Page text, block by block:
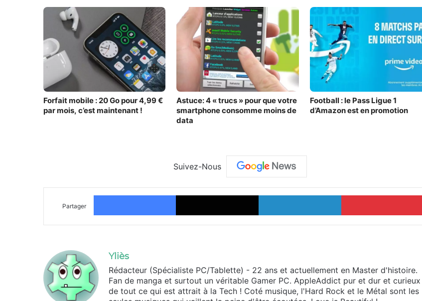
Forfait mobile : 20 Go pour 4,99 €
par mois, c’est maintenant !
Astuce: 4 « trucs » pour que votre
smartphone consomme moins de
data
Football : le Pass Ligue 1
d’Amazon est en promotion
Suivez-Nous
Partager
Facebook X Linkedin
Yliès
Rédacteur (Spécialiste PC/Tablette) - 22 ans et actuellement en Master d'histoire.
Fan de manga et surtout un véritable Gamer PC. AppleAddict pur et dur et curieux
de tout ce qui est attrait à la Tech ! Coté musique, l'Hard Rock et le Métal sont les